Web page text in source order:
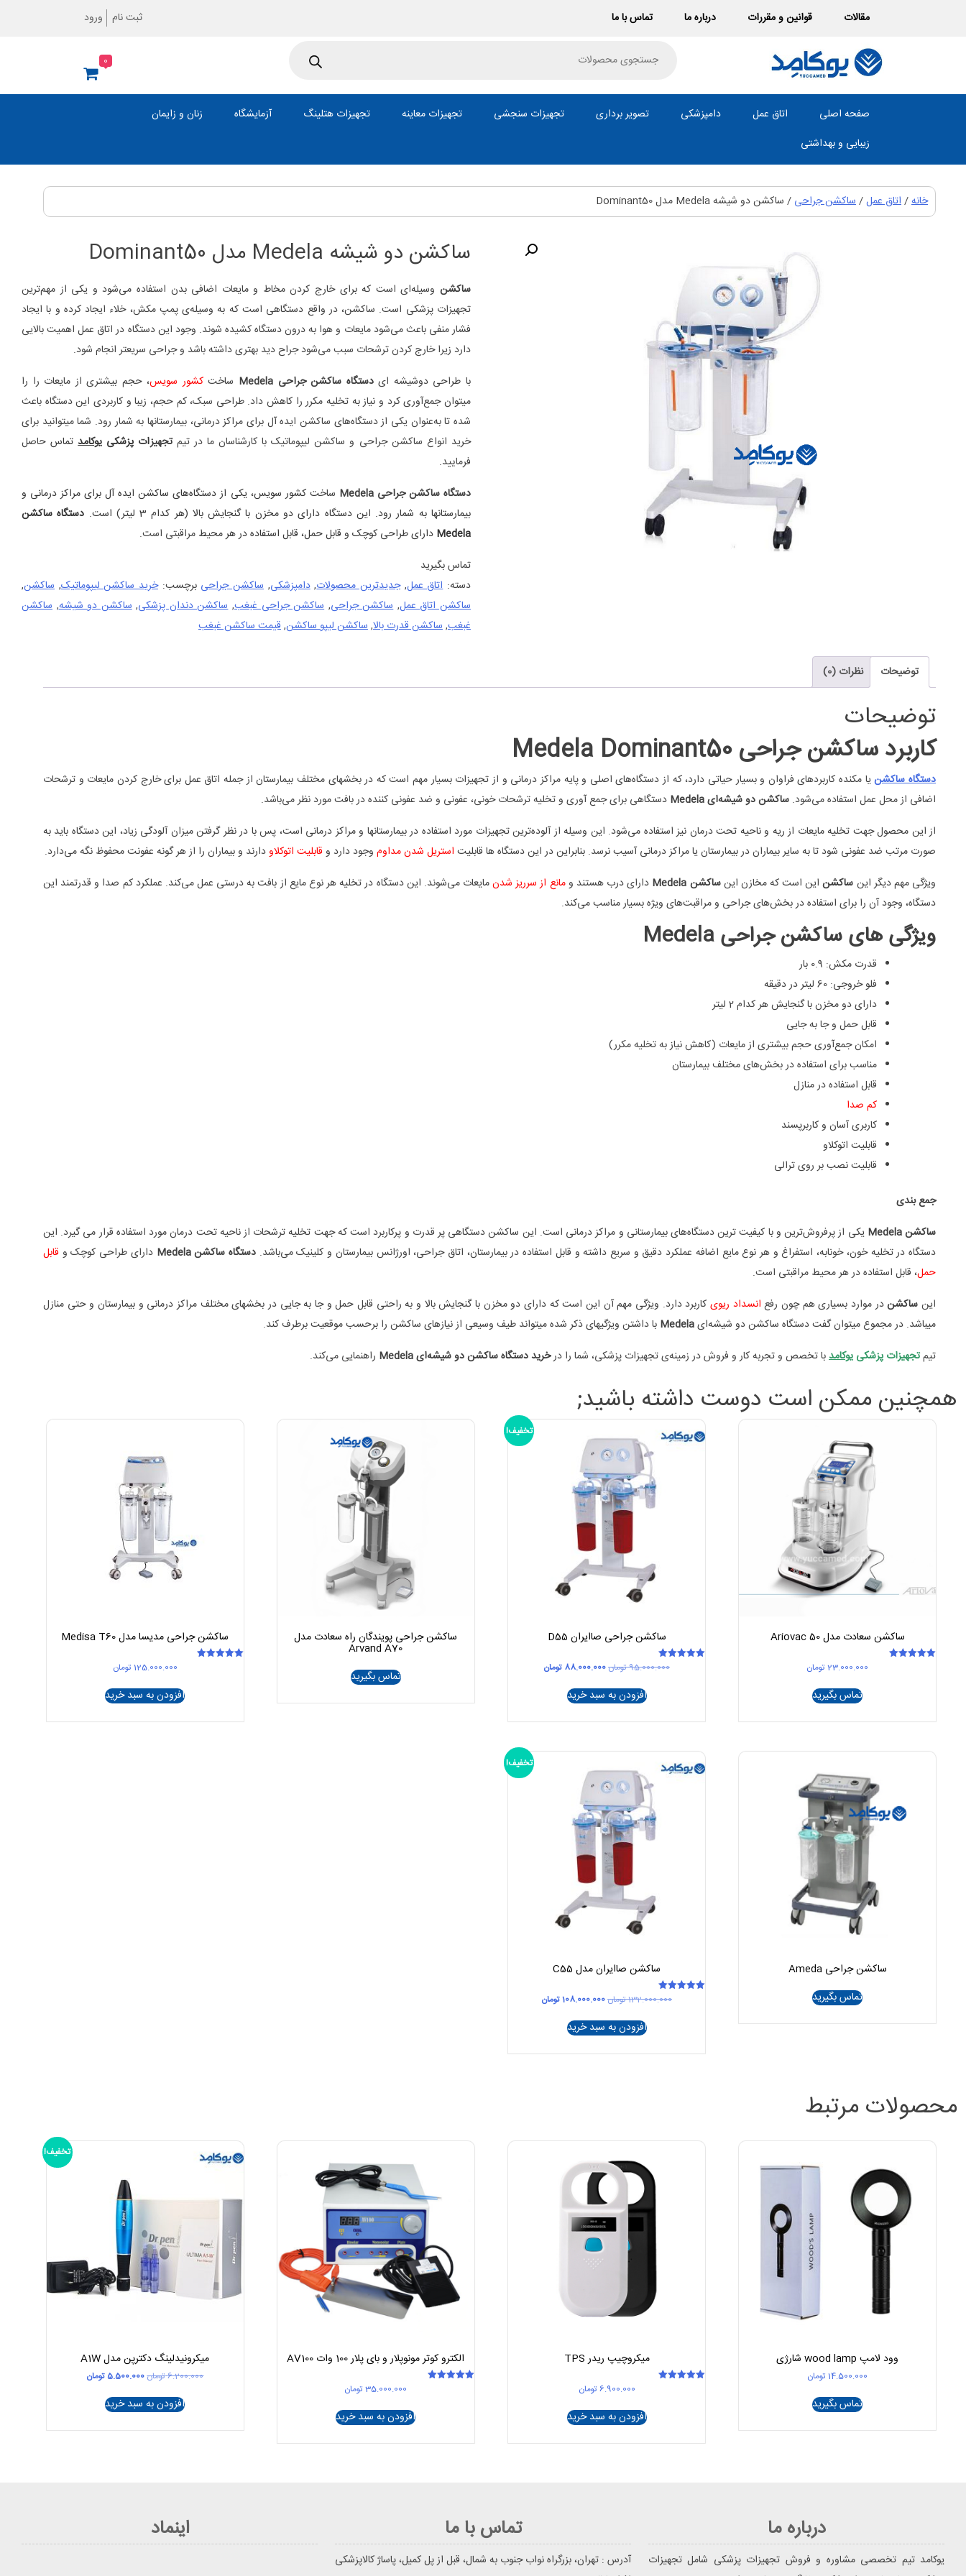
مقالات قوانین و مقررات درباره ما تماس با ما ثبت نام ورود
search
0
صفحه اصلی اتاق عمل دامپزشکی تصویر برداری تجهیزات سنجشی تجهیزات معاینه تجهیزات هتلینگ آزمایشگاه
زنان و زایمان
زیبایی و بهداشتی
خانه/اتاق عمل/ساکشن جراحی / ساکشن دو شیشه Medela مدل Dominant50
ساکشن دو شیشه Medela مدل Dominant50
ساکشن وسیله‌ای است که برای خارج کردن مخاط و مایعات اضافی بدن استفاده می‌شود و یکی از مهم‌ترین
تجهیزات پزشکی است. ساکشن، در واقع دستگاهی است که به وسیله‌ی پمپ مکش، خلاء ایجاد کرده و با ایجاد
فشار منفی باعث می‌شود مایعات و هوا به درون دستگاه کشیده شوند. وجود این دستگاه در اتاق عمل اهمیت بالایی
دارد زیرا خارج کردن ترشحات سبب می‌شود جراح دید بهتری داشته باشد و جراحی سریعتر انجام شود.
با طراحی دوشیشه ایدستگاه ساکشن جراحی Medela ساختکشور سویس، حجم بیشتری از مایعات را را
میتوان جمع‌آوری کرد و نیاز به تخلیه مکرر را کاهش داد. طراحی سبک، کم حجم، زیبا و کاربردی این دستگاه باعث
شده تا به‌عنوان یکی از دستگاه‌های ساکشن ایده آل برای مراکز درمانی، بیمارستانها به شمار رود. شما میتوانید برای
خرید انواع ساکشن جراحی و ساکشن لیپوماتیک با کارشناسان ما در تیمتجهیزات پزشکی یوکامدتماسحاصل
فرمایید.
دستگاه ساکشن جراحی Medela
ساخت کشور سویس، یکی از دستگاه‌های ساکشن ایده آل برای مراکز درمانی و
بیمارستانها به شمار رود. این دستگاه دارای دو مخزن با گنجایش بالا (هر کدام 3 لیتر) است.
دستگاه ساکشن
Medela دارای طراحی کوچک و قابل حمل، قابل استفاده در هر محیط مراقبتی است.
تماس بگیرید
دسته:اتاق عمل,جدیدترین محصولات,دامپزشکی, ساکشن جراحی برچسب:خرید ساکشن لیپوماتیک, ساکشن,
ساکشن اتاق عمل,ساکشن جراحی,ساکشن جراحی غبغب,ساکشن دندان پزشکی,ساکشن دو شیشه, ساکشن
غبغب,ساکشن قدرت بالا,ساکشن لیپو ساکشن,قیمت ساکشن غبغب
توضیحات نظرات (0)
توضیحات
کاربرد ساکشن جراحی Medela Dominant50
دستگاه ساکشنیا مکنده کاربردهای فراوان و بسیار حیاتی دارد، که از دستگاه‌های اصلی و پایه مراکز درمانی و از تجهیزات بسیار مهم است که در بخشهای مختلف بیمارستان از جمله اتاق عمل برای خارج کردن مایعات و ترشحات
اضافی از محل عمل استفاده می‌شود. ساکشن دو شیشه‌ای Medela
دستگاهی برای جمع آوری و تخلیه ترشحات خونی، عفونی و ضد عفونی کننده در بافت مورد نظر می‌باشد.
از این محصول جهت تخلیه مایعات از ریه و ناحیه تحت درمان نیز استفاده می‌شود. این وسیله از آلوده‌ترین تجهیزات مورد استفاده در بیمارستانها و مراکز درمانی است، پس با در نظر گرفتن میزان آلودگی زیاد، این دستگاه باید به
صورت مرتب ضد عفونی شود تا به سایر بیماران در بیمارستان یا مراکز درمانی آسیب نرسد. بنابراین در این دستگاه ها قابلیت استریل شدن مداوم وجود دارد و قابلیت اتوکلاودارند و بیماران را از هر گونه عفونت محفوظ نگه می‌دارد.
ویژگی مهم دیگر این ساکشناین است که مخازن اینساکشن Medela دارای درب هستند ومانع از سرریز شدنمایعات می‌شوند. این دستگاه در تخلیه هر نوع مایع از بافت به درستی عمل می‌کند. عملکرد کم صدا و قدرتمند این
دستگاه‌، وجود آن را برای استفاده در بخش‌های جراحی و مراقبت‌های ویژه بسیار مناسب می‌کند.
ویژگی های ساکشن جراحی Medela
قدرت مکش: 0.9 بار
فلو خروجی: 60 لیتر در دقیقه
دارای دو مخزن با گنجایش هر کدام 2 لیتر
قابل حمل و جا به جایی
امکان جمع‌آوری حجم بیشتری از مایعات (کاهش نیاز به تخلیه مکرر)
مناسب برای استفاده در بخش‌های مختلف بیمارستان
قابل استفاده در منازل
کم صدا
کاربری آسان و کاربرپسند
قابلیت اتوکلاو
قابلیت نصب بر روی ترالی
جمع بندی
ساکشن Medela
یکی از پرفروش‌ترین و با کیفیت ترین دستگاه‌های بیمارستانی و مراکز درمانی است. این ساکشن دستگاهی پر قدرت و پرکاربرد است که جهت تخلیه ترشحات از ناحیه تحت درمان مورد استفاده قرار می گیرد. این
دستگاه در تخلیه خون، خونابه، استفراغ و هر نوع مایع اضافه عملکرد دقیق و سریع داشته و قابل استفاده در بیمارستان، اتاق جراحی، اورژانس بیمارستان و کلینیک می‌باشد. دستگاه ساکشن Medela دارای طراحی کوچک و قابل
حمل، قابل استفاده در هر محیط مراقبتی است.
این ساکشندر موارد بسیاری هم چون رفع انسداد ریوی کاربرد دارد. ویژگی مهم آن این است که دارای دو مخزن با گنجایش بالا و به راحتی قابل حمل و جا به جایی در بخشهای مختلف مراکز درمانی و بیمارستان و حتی منازل
میباشد. در مجموع میتوان گفت دستگاه ساکشن دو شیشه‌ایMedela با داشتن ویژگیهای ذکر شده میتواند طیف وسیعی از نیازهای ساکشن را برحسب موقعیت برطرف کند.
تیمتجهیزات پزشکی یوکامدبا تخصص و تجربه کار و فروش در زمینه‌ی تجهیزات پزشکی، شما را درخرید دستگاه ساکشن دو شیشه‌ای Medela راهنمایی می‌کند.
همچنین ممکن است دوست داشته باشید;
ساکشن سعادت مدل Ariovac 50
23.000.000 تومان
تماس بگیرید
تخفیف!
ساکشن جراحی صاایران D55
95.000.000تومانقیمت
بود.
88.000.000 تومانقیمت
افزودن به سبد خرید
ساکشن جراحی پویندگان راه سعادت مدل
Arvand A70
تماس بگیرید
ساکشن جراحی مدیسا مدل Medisa T60
125.000.000 تومان
افزودن به سبد خرید
ساکشن جراحی Ameda
تماس بگیرید
تخفیف!
ساکشن صاایران مدل C55
132.000.000تومانقیمت
بود.
108.000.000تومانقیمت
افزودن به سبد خرید
محصولات مرتبط
وود لامپ wood lamp شارژی
14.500.000 تومان
تماس بگیرید
میکروچیپ ریدر TPS
6.900.000 تومان
افزودن به سبد خرید
الکترو کوتر مونوپلار و بای پلار 100 وات AV100
35.000.000 تومان
افزودن به سبد خرید
تخفیف!
میکرونیدلینگ دکترپن مدل A1W
6.200.000تومانقیمت
6.200.000 تومان
بود.
5.500.000تومانقیمت
افزودن به سبد خرید
درباره ما
یوکامد تیم تخصصی مشاوره و فروش تجهیزات پزشکی شامل تجهیزات
تماس با ما
آدرس : تهران، بزرگراه نواب جنوب به شمال، قبل از پل کمیل، پاساژ کالاپزشکی
اینماد